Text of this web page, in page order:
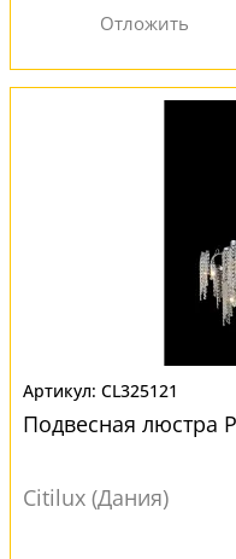
CL325121
Подвесная люстра
Citilux (Дания)